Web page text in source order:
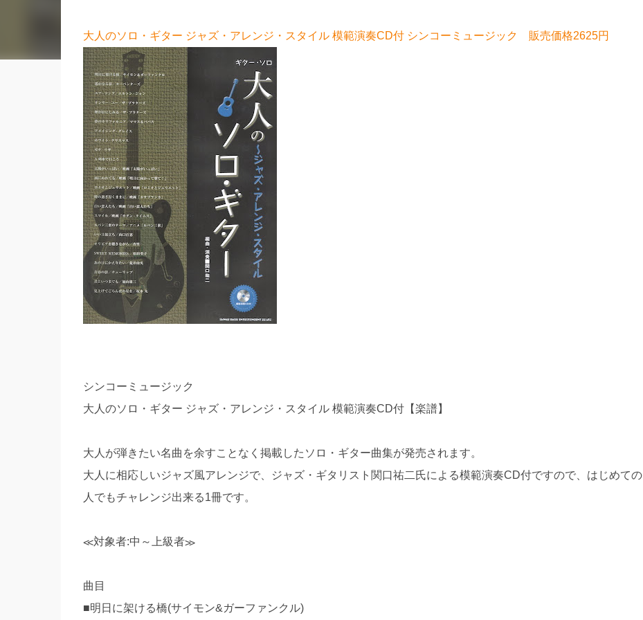
大人のソロ・ギター ジャズ・アレンジ・スタイル 模範演奏CD付 シンコーミュージック 販売価格2625円
シンコーミュージック
大人のソロ・ギター ジャズ・アレンジ・スタイル 模範演奏CD付【楽譜】
大人が弾きたい名曲を余すことなく掲載したソロ・ギター曲集が発売されます。
大人に相応しいジャズ風アレンジで、ジャズ・ギタリスト関口祐二氏による模範演奏CD付ですので、はじめての
人でもチャレンジ出来る1冊です。
≪対象者:中～上級者≫
曲目
■明日に架ける橋(サイモン&ガーファンクル)